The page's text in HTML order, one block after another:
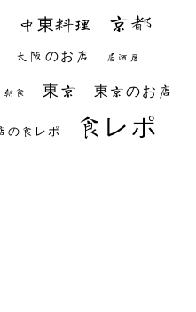
中東料理 京都
大阪のお店 居酒屋
朝食 東京 東京のお店
の食レポ 食レポ